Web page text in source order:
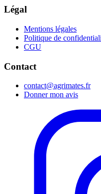
Légal
Mentions légales
Politique de
CGU
Contact
contact@agrimates.fr
Donner mon avis